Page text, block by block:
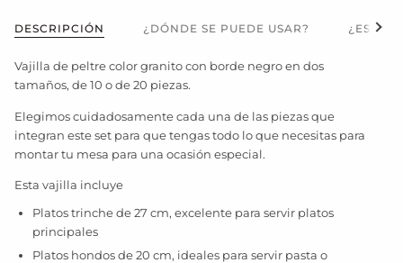
DESCRIPCIÓN ¿DÓNDE SE PUEDE USAR? ¿ESVer
Vajilla de peltre color granito con borde negro en dos
tamaños, de 10 o de 20 piezas.
Elegimos cuidadosamente cada una de las piezas que
integran este set para que tengas todo lo que necesitas para
montar tu mesa para una ocasión especial.
Esta vajilla incluye
Platos trinche de 27 cm, excelente para servir platos
principales
Platos hondos de 20 cm, ideales para servir pasta o